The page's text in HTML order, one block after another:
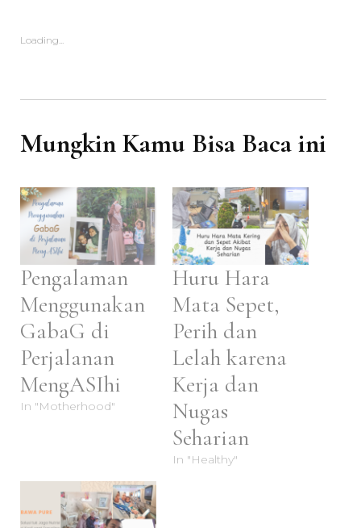
Loading...
Mungkin Kamu Bisa Baca ini
Pengalaman
Menggunakan
GabaG di
Perjalanan
MengASIhi
In "Motherhood"
Huru Hara
Mata Sepet,
Perih dan
Lelah karena
Kerja dan
Nugas
Seharian
In "Healthy"